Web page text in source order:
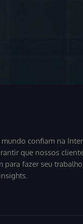
confiam na
que nossos
para fazer seu